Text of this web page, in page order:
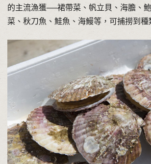
的主流漁獲──裙帶菜、帆立貝、海膽、
菜、秋刀魚、鮭魚、海鰻等，可捕撈到種